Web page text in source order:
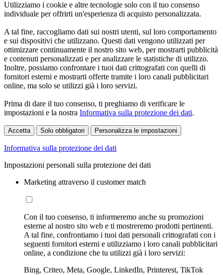
Utilizziamo i cookie e altre tecnologie solo con il tuo consenso
individuale per offrirti un'esperienza di acquisto personalizzata.
A tal fine, raccogliamo dati sui nostri utenti, sul loro comportamento
e sui dispositivi che utilizzano. Questi dati vengono utilizzati per
ottimizzare continuamente il nostro sito web, per mostrarti pubblicità
e contenuti personalizzati e per analizzare le statistiche di utilizzo.
Inoltre, possiamo confrontare i tuoi dati crittografati con quelli di
fornitori esterni e mostrarti offerte tramite i loro canali pubblicitari
online, ma solo se utilizzi già i loro servizi.
Prima di dare il tuo consenso, ti preghiamo di verificare le
impostazioni e la nostra Informativa sulla protezione dei dati.
Accetta Solo obbligatori Personalizza le impostazioni
Informativa sulla protezione dei dati
Impostazioni personali sulla protezione dei dati
Marketing attraverso il customer match
Con il tuo consenso, ti informeremo anche su promozioni
esterne al nostro sito web e ti mostreremo prodotti pertinenti.
A tal fine, confrontiamo i tuoi dati personali crittografati con i
seguenti fornitori esterni e utilizziamo i loro canali pubblicitari
online, a condizione che tu utilizzi già i loro servizi:
Bing, Criteo, Meta, Google, LinkedIn, Printerest, TikTok